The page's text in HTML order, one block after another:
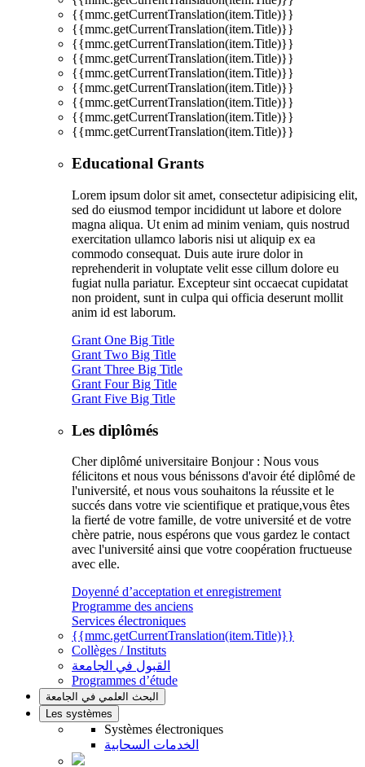
{{mmc.getCurrentTranslation(item.Title)}}
{{mmc.getCurrentTranslation(item.Title)}}
{{mmc.getCurrentTranslation(item.Title)}}
{{mmc.getCurrentTranslation(item.Title)}}
{{mmc.getCurrentTranslation(item.Title)}}
{{mmc.getCurrentTranslation(item.Title)}}
{{mmc.getCurrentTranslation(item.Title)}}
{{mmc.getCurrentTranslation(item.Title)}}
{{mmc.getCurrentTranslation(item.Title)}}
Educational Grants
Lorem ipsum dolor sit amet, consectetur adipisicing elit,
sed do eiusmod tempor incididunt ut labore et dolore
magna aliqua. Ut enim ad minim veniam, quis nostrud
exercitation ullamco laboris nisi ut aliquip ex ea
commodo consequat. Duis aute irure dolor in
reprehenderit in voluptate velit esse cillum dolore eu
fugiat nulla pariatur. Excepteur sint occaecat cupidatat
non proident, sunt in culpa qui officia deserunt mollit
anim id est laborum.
Grant One Big Title
Grant Two Big Title
Grant Three Big Title
Grant Four Big Title
Grant Five Big Title
Les diplômés
Cher diplômé universitaire Bonjour : Nous vous
félicitons et nous vous bénissons d'avoir été diplômé de
l'université, et nous vous souhaitons la réussite et le
succés dans votre vie scientifique et pratique,vous êtes
la fierté de votre famille, de votre université et de votre
chère patrie, nous espérons que vous gardez le contact
avec l'université ainsi que votre coopération fructueuse
avec elle.
Doyenné d’acceptation et enregistrement
Programme des anciens
Services électroniques
{{mmc.getCurrentTranslation(item.Title)}}
Collèges / Instituts
القبول في الجامعة
Programmes d’étude
البحث العلمي في الجامعة
Les systèmes
Systèmes électroniques
الخدمات السحابية